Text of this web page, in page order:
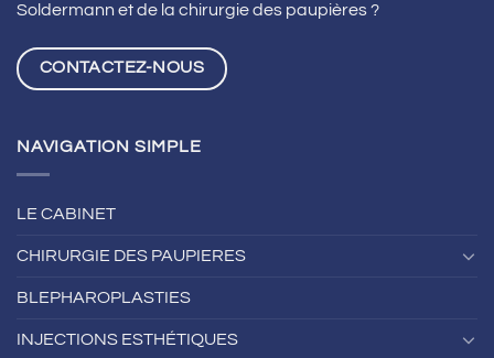
Lyon
Soldermann et de la chirurgie des paupières ?
CONTACTEZ-NOUS
NAVIGATION SIMPLE
LE CABINET
CHIRURGIE DES PAUPIERES
BLEPHAROPLASTIES
INJECTIONS ESTHÉTIQUES